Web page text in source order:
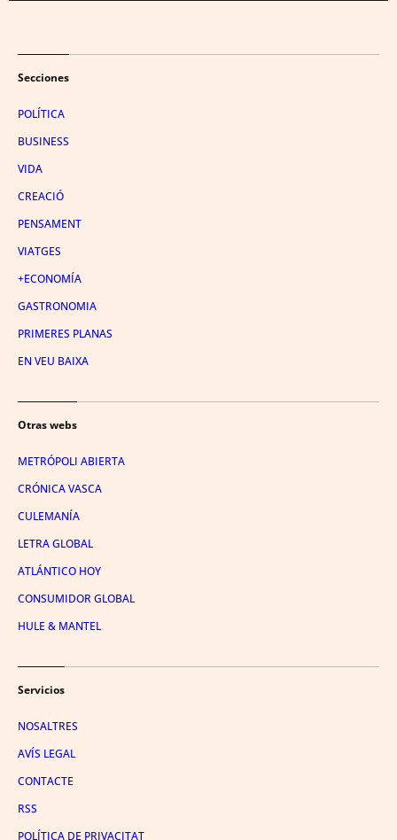
Secciones
POLÍTICA
BUSINESS
VIDA
CREACIÓ
PENSAMENT
VIATGES
+ECONOMÍA
GASTRONOMIA
PRIMERES PLANAS
EN VEU BAIXA
Otras webs
METRÓPOLI ABIERTA
CRÓNICA VASCA
CULEMANÍA
LETRA GLOBAL
ATLÁNTICO HOY
CONSUMIDOR GLOBAL
HULE & MANTEL
Servicios
NOSALTRES
AVÍS LEGAL
CONTACTE
RSS
POLÍTICA DE PRIVACITAT